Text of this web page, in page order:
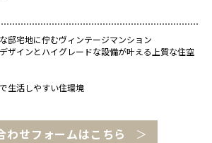
邸宅地に佇むヴィンテージマンション
ザインとハイグレードな設備が叶える上質な住空
生活しやすい住環境
わせフォームはこちら